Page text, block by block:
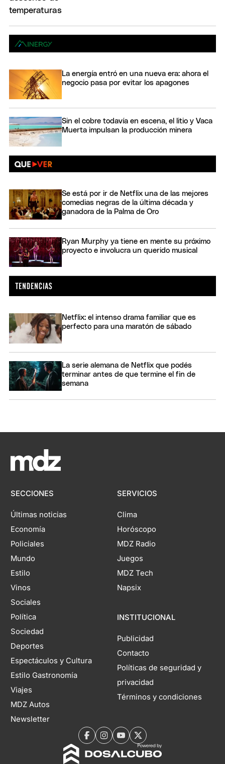
La energía entró en una nueva era: ahora el
negocio pasa por evitar los apagones
Sin el cobre todavía en escena, el litio y Vaca
Muerta impulsan la producción minera
Se está por ir de Netflix una de las mejores
comedias negras de la última década y
ganadora de la Palma de Oro
Ryan Murphy ya tiene en mente su próximo
proyecto e involucra un querido musical
Netflix: el intenso drama familiar que es
perfecto para una maratón de sábado
La serie alemana de Netflix que podés
terminar antes de que termine el fin de
semana
SECCIONES
Últimas noticias
Economía
Policiales
Mundo
Estilo
Vinos
Sociales
Política
Sociedad
Deportes
Espectáculos y Cultura
Estilo Gastronomía
Viajes
MDZ Autos
Newsletter
SERVICIOS
Clima
Horóscopo
MDZ Radio
Juegos
MDZ Tech
Napsix
INSTITUCIONAL
Publicidad
Contacto
Políticas de seguridad y
privacidad
Términos y condiciones